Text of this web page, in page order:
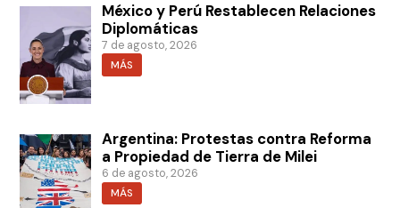
México y Perú Restablecen Relaciones
Diplomáticas
7 de agosto, 2026
MÁS
Argentina: Protestas contra Reforma
a Propiedad de Tierra de Milei
6 de agosto, 2026
MÁS